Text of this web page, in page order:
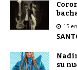
15
su